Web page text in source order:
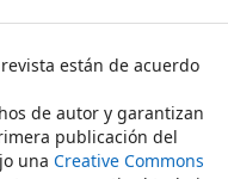
están de acuerdo
de autor y garantizan
publicación del
una Creative Commons